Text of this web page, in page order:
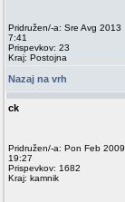
Pridružen/-a: Sre Avg 2013
7:41
Prispevkov: 23
Kraj: Postojna
Nazaj na vrh
ck
Pridružen/-a: Pon Feb 2009
19:27
Prispevkov: 1682
Kraj: kamnik